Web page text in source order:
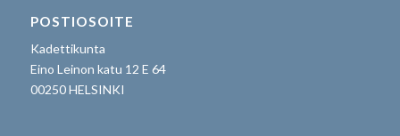
POSTIOSOITE
Kadettikunta
Eino Leinon katu 12 E 64
00250 HELSINKI